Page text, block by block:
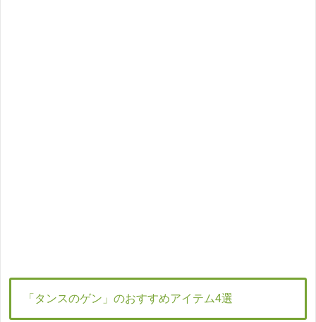
「タンスのゲン」のおすすめアイテム4選